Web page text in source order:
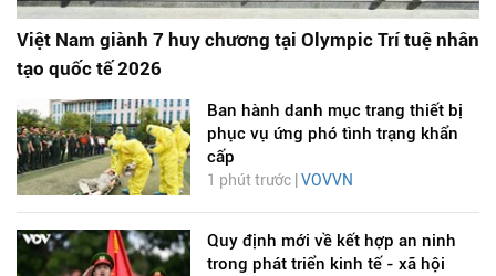
Việt Nam giành 7 huy chương tại Olympic Trí tuệ nhân
tạo quốc tế 2026
Ban hành danh mục trang thiết bị
phục vụ ứng phó tình trạng khẩn
cấp
1 phút trước | VOVVN
Quy định mới về kết hợp an ninh
trong phát triển kinh tế - xã hội